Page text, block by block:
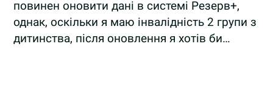
повинен оновити дані в системі Резерв+,
однак, оскільки я маю інвалідність 2 групи з
дитинства, після оновлення я хотів би…